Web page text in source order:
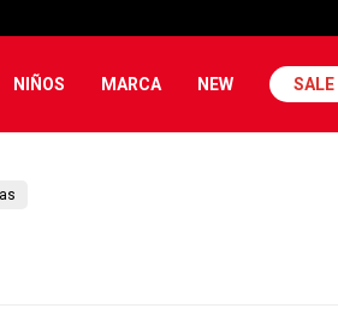
NIÑOS MARCA NEW SALE